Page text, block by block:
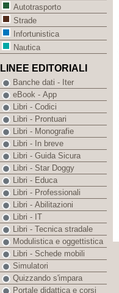
Autotrasporto
Strade
Infortunistica
Nautica
LINEE EDITORIALI
Banche dati - Iter
eBook - App
Libri - Codici
Libri - Prontuari
Libri - Monografie
Libri - In breve
Libri - Guida Sicura
Libri - Star Doggy
Libri - Educa
Libri - Professionali
Libri - Abilitazioni
Libri - IT
Libri - Tecnica stradale
Modulistica e oggettistica
Libri - Schede mobili
Simulatori
Quizzando s'impara
Portale didattica e corsi